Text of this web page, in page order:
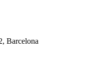
Barcelona